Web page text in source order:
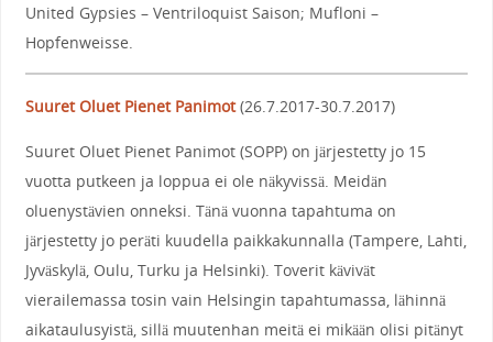
United Gypsies – Ventriloquist Saison; Mufloni –
Hopfenweisse.
Suuret Oluet Pienet Panimot(26.7.2017-30.7.2017)
Suuret Oluet Pienet Panimot (SOPP) on järjestetty jo 15
vuotta putkeen ja loppua ei ole näkyvissä. Meidän
oluenystävien onneksi. Tänä vuonna tapahtuma on
järjestetty jo peräti kuudella paikkakunnalla (Tampere, Lahti,
Jyväskylä, Oulu, Turku ja Helsinki). Toverit kävivät
vierailemassa tosin vain Helsingin tapahtumassa, lähinnä
aikataulusyistä, sillä muutenhan meitä ei mikään olisi pitänyt